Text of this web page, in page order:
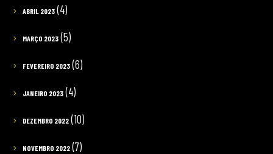
ABRIL 2023(4)
MARÇO 2023(5)
FEVEREIRO 2023(6)
JANEIRO 2023(4)
DEZEMBRO 2022(10)
NOVEMBRO 2022(7)